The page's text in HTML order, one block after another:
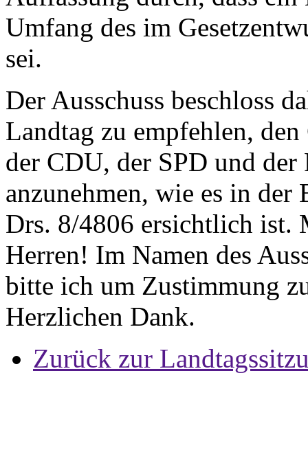
Umfang des im
sei.
Der Ausschuss beschloss
Landtag zu empfehlen,
der CDU, der SPD und
anzunehmen, wie es in der
Drs. 8/4806 ersichtlich ist.
Herren! Im Namen des
bitte ich um Zustimmung
Herzlichen Dank.
Zurück zur